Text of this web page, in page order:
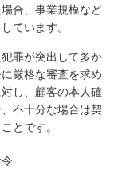
合、事業規模など
ています。
罪が突出して多か
厳格な審査を求め
し、顧客の本人確
不十分な場合は契
とです。